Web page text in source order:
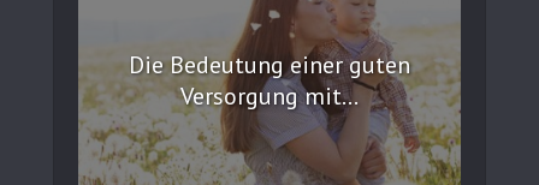
Die Bedeutung einer guten
Versorgung mit...